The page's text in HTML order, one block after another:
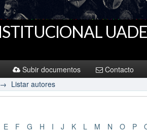
UADE
Subir documentos Contacto
→ Listar autores
E F G H I J K L M N O P